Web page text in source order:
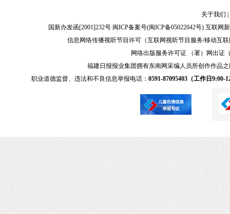
关于我们
国新办发函[2001]232号 闽ICP备案号(闽ICP备05022042号) 互联网
信息网络传播视听节目许可（互联网视听节目服务/移动互
网络出版服务许可证 （署）网出证
福建日报报业集团拥有东南网采编人员所创作作品
职业道德监督、违法和不良信息举报电话： 0591-87095403（工作日9:00-